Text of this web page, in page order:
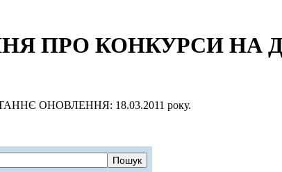
ПРО КОНКУРСИ НА
ОНОВЛЕННЯ: 18.03.2011 року.